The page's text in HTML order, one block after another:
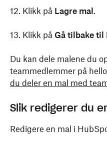
12. Klikk på Lagre mal .
13. Klikk på Gå tilbake til
Du kan dele malene du
teammedlemmer på
du deler en mal med
Slik redigerer du
Redigere en mal i